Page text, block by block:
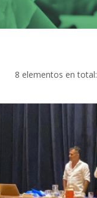
8 elementos en total: